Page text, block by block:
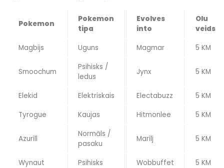
Pokemon
Pokemon
tipa
Evolves
into
Olu
veids
Magbijs
Uguns Magmar 5 KM
Smoochum
Psihisks /
ledus
Jynx 5 KM
Elekid Elektriskais Electabuzz
5 KM
Tyrogue
Kaujas Hitmonlee 5 KM
Azurill
Normāls /
pasaku
Marilj 5 KM
Wynaut Psihisks Wobbuffet
5 KM